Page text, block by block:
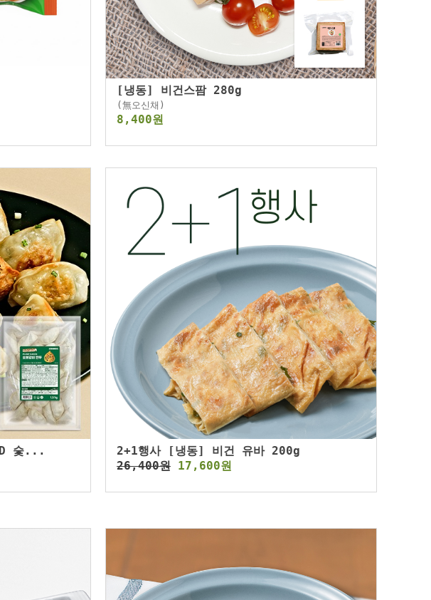
[냉동] 비건스팜 280g
(無오신채)
8,400원
숯...
2+1행사 [냉동] 비건 유바 200g
26,400원 17,600원